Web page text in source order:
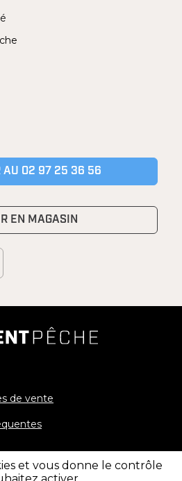
AU 02 97 25 36 56
EN MAGASIN
de vente
et vous donne le contrôle